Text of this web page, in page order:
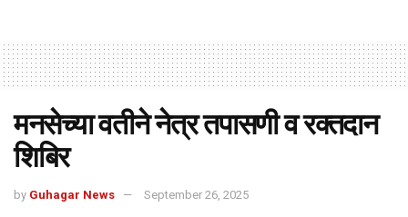
मनसेच्या वतीने नेत्र तपासणी व रक्तदान
शिबिर
by Guhagar News September 26, 2025